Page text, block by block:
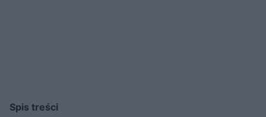
Spis treści